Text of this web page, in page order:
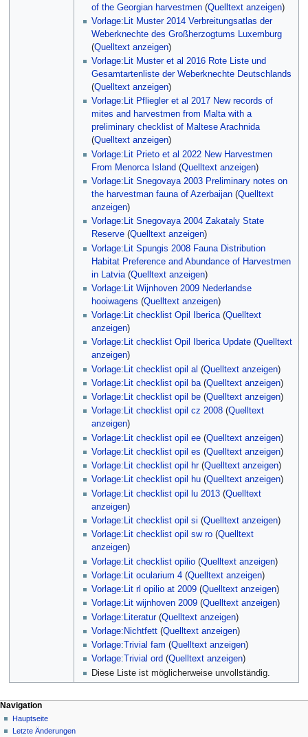
of the Georgian harvestmen (Quelltext anzeigen)
Vorlage:Lit Muster 2014 Verbreitungsatlas der
Weberknechte des Großherzogtums Luxemburg
(Quelltext anzeigen)
Vorlage:Lit Muster et al 2016 Rote Liste und
Gesamtartenliste der Weberknechte Deutschlands
(Quelltext anzeigen)
Vorlage:Lit Pfliegler et al 2017 New records of
mites and harvestmen from Malta with a
preliminary checklist of Maltese Arachnida
(Quelltext anzeigen)
Vorlage:Lit Prieto et al 2022 New Harvestmen
From Menorca Island (Quelltext anzeigen)
Vorlage:Lit Snegovaya 2003 Preliminary notes on
the harvestman fauna of Azerbaijan (Quelltext
anzeigen)
Vorlage:Lit Snegovaya 2004 Zakataly State
Reserve (Quelltext anzeigen)
Vorlage:Lit Spungis 2008 Fauna Distribution
Habitat Preference and Abundance of Harvestmen
in Latvia (Quelltext anzeigen)
Vorlage:Lit Wijnhoven 2009 Nederlandse
hooiwagens (Quelltext anzeigen)
Vorlage:Lit checklist Opil Iberica(Quelltext
anzeigen)
Vorlage:Lit checklist Opil Iberica Update (Quelltext
anzeigen)
Vorlage:Lit checklist opil al (Quelltext anzeigen)
Vorlage:Lit checklist opil ba(Quelltext anzeigen)
Vorlage:Lit checklist opil be (Quelltext anzeigen)
Vorlage:Lit checklist opil cz 2008 (Quelltext
anzeigen)
Vorlage:Lit checklist opil ee (Quelltext anzeigen)
Vorlage:Lit checklist opil es (Quelltext anzeigen)
Vorlage:Lit checklist opil hr(Quelltext anzeigen)
Vorlage:Lit checklist opil hu (Quelltext anzeigen)
Vorlage:Lit checklist opil lu 2013 (Quelltext
anzeigen)
Vorlage:Lit checklist opil si (Quelltext anzeigen)
Vorlage:Lit checklist opil sw ro (Quelltext
anzeigen)
Vorlage:Lit checklist opilio (Quelltext anzeigen)
Vorlage:Lit ocularium 4 (Quelltext anzeigen)
Vorlage:Lit rl opilio at 2009 (Quelltext anzeigen)
Vorlage:Lit wijnhoven 2009 (Quelltext anzeigen)
Vorlage:Literatur(Quelltext anzeigen)
Vorlage:Nichtfett (Quelltext anzeigen)
Vorlage:Trivial fam (Quelltext anzeigen)
Vorlage:Trivial ord (Quelltext anzeigen)
Diese Liste ist möglicherweise unvollständig.
Navigation
Hauptseite
Letzte Änderungen